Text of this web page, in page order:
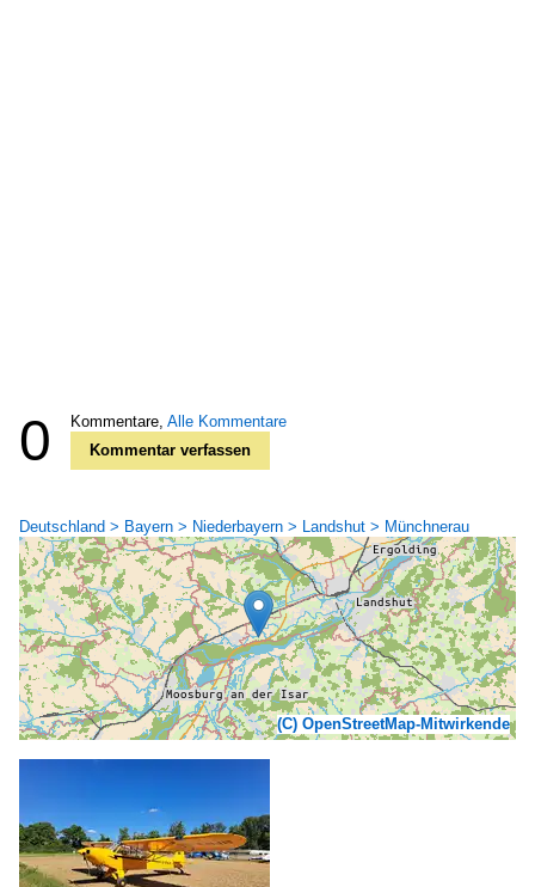
0 Kommentare, Alle Kommentare
Kommentar verfassen
Deutschland > Bayern > Niederbayern > Landshut > Münchnerau
(C) OpenStreetMap-Mitwirkende